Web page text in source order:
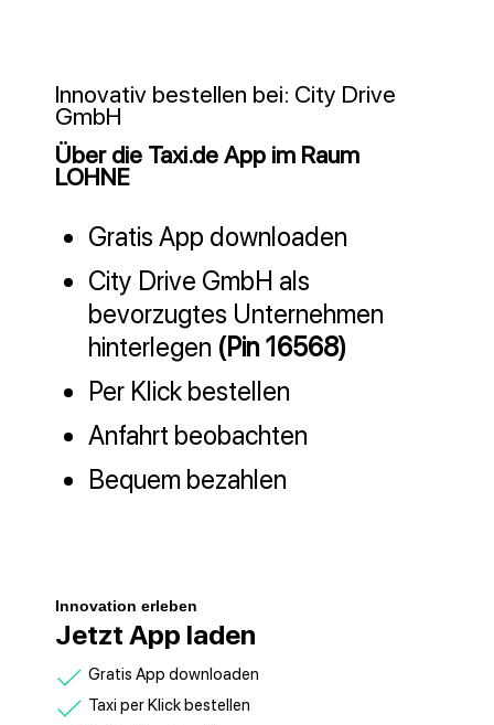
Innovativ bestellen bei: City Drive
GmbH
Über die Taxi.de App im Raum
LOHNE
Gratis App downloaden
City Drive GmbH als
bevorzugtes Unternehmen
hinterlegen (Pin 16568)
Per Klick bestellen
Anfahrt beobachten
Bequem bezahlen
Innovation erleben
Jetzt App laden
Gratis App downloaden
Taxi per Klick bestellen